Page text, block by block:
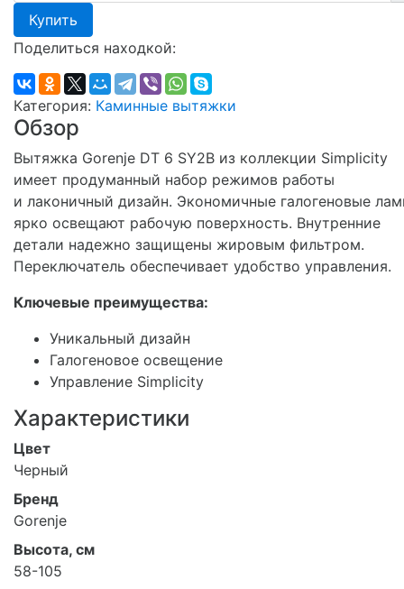
Купить
Поделиться находкой:
Категория: Каминные вытяжки
Обзор
Вытяжка Gorenje DT 6 SY2B из коллекции Simplicity
имеет продуманный набор режимов работы
и лаконичный дизайн. Экономичные галогеновые
ярко освещают рабочую поверхность. Внутренние
детали надежно защищены жировым фильтром.
Переключатель обеспечивает удобство управления.
Ключевые преимущества:
Уникальный дизайн
Галогеновое освещение
Управление Simplicity
Характеристики
Цвет
Черный
Бренд
Gorenje
Высота, см
58-105